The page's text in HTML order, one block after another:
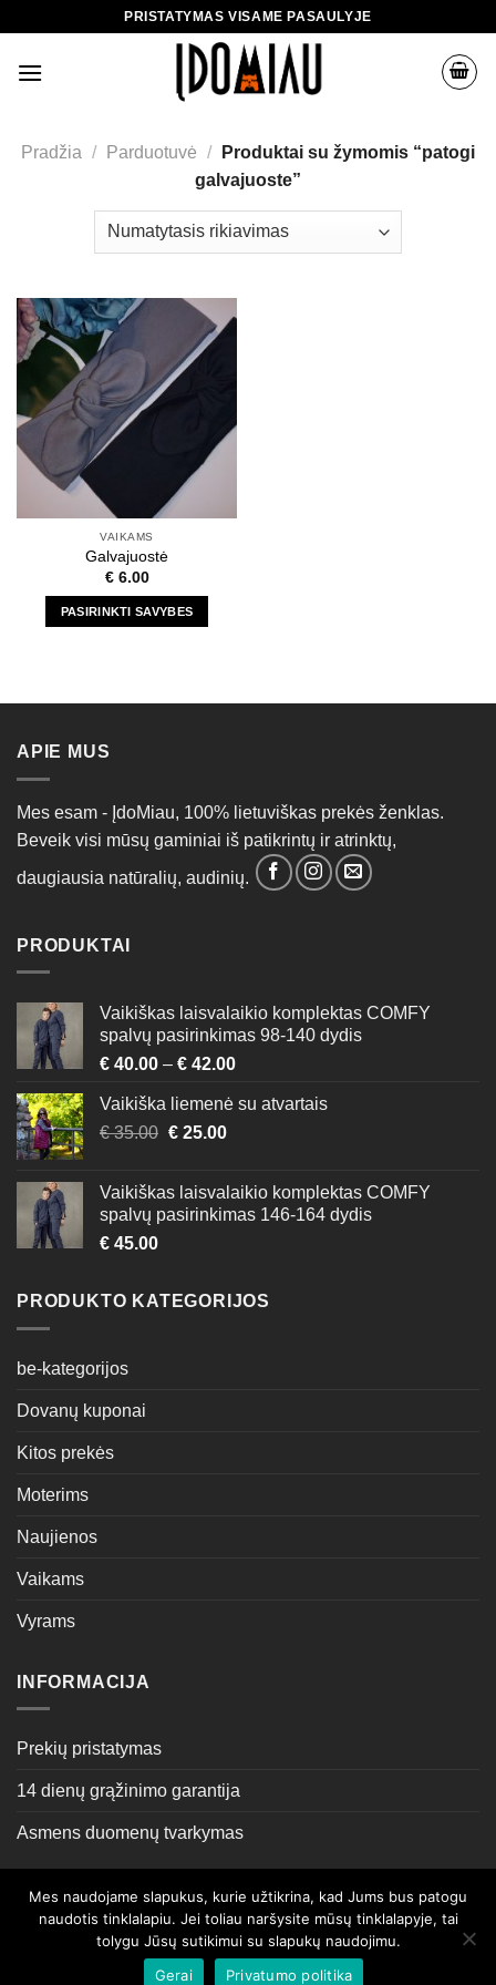
content
PRISTATYMAS VISAME PASAULYJE
Pradžia / Parduotuvė /
Produktai su žymomis “patogi
galvajuoste”
VAIKAMS
Galvajuostė
€6.00
PASIRINKTI SAVYBES
multiple
be
chosen
on
page
APIE MUS
Mes esam - ĮdoMiau, 100% lietuviškas prekės ženklas.
Beveik visi mūsų gaminiai iš patikrintų ir atrinktų,
daugiausia natūralių, audinių.
PRODUKTAI
Vaikiškas laisvalaikio komplektas COMFY
spalvų pasirinkimas 98-140 dydis
€ 40.00 – € 42.00
Vaikiška liemenė su atvartais
€35.00 Original
€ 35.00.
€25.00Current
€ 25.00.
Vaikiškas laisvalaikio komplektas COMFY
spalvų pasirinkimas 146-164 dydis
€ 45.00
PRODUKTO KATEGORIJOS
be-kategorijos
Dovanų kuponai
Kitos prekės
Moterims
Naujienos
Vaikams
Vyrams
INFORMACIJA
Prekių pristatymas
14 dienų grąžinimo garantija
Asmens duomenų tvarkymas
Sprendimas:ML Grupė
APIE MUS KONTAKTAI
© UAB Aukim kartu 2026
Mes naudojame slapukus, kurie užtikrina, kad Jums bus patogu
naudotis tinklalapiu. Jei toliau naršysite mūsų tinklalapyje, tai
tolygu Jūsų sutikimui su slapukų naudojimu.
Gerai
Privatumo politika